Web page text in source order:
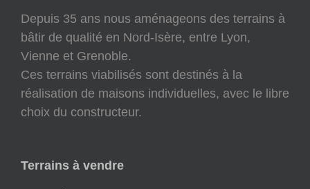
Depuis 35 ans nous aménageons des terrains à
bâtir de qualité en Nord-Isère, entre Lyon,
Vienne et Grenoble.
Ces terrains viabilisés sont destinés à la
réalisation de maisons individuelles, avec le libre
choix du constructeur.
Terrains à vendre